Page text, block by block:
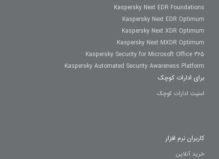
Kaspersky Next EDR Foundations
Kaspersky Next EDR Optimum
Kaspersky Next XDR Optimum
Kaspersky Next MXDR Optimum
Kaspersky Security for Microsoft Office 365
Kaspersky Automated Security Awareness Platform
برای ادارات کوچک
امنیت ادارات کوچک
کاربران نرم افزار
خرید آنلاین